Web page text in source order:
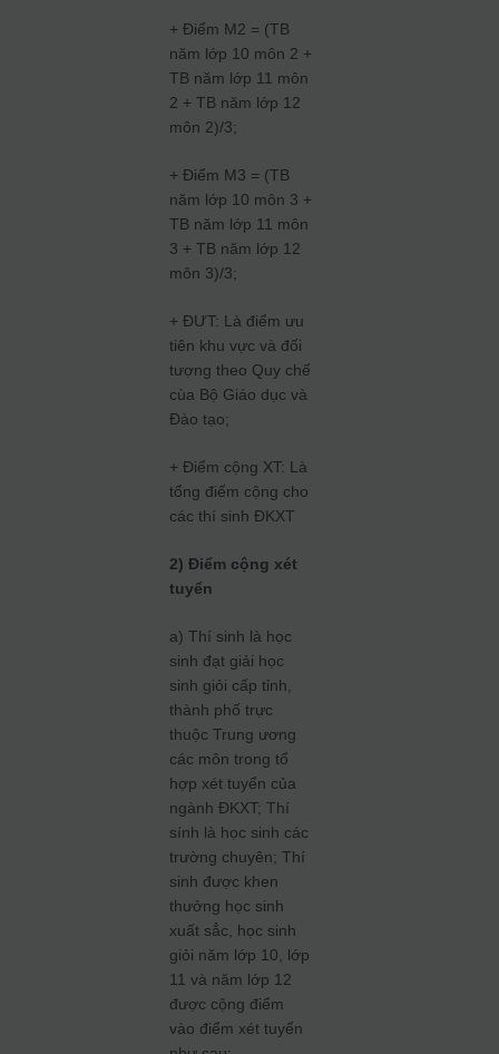
+ Điểm M2 = (TB
năm lớp 10 môn 2 +
TB năm lớp 11 môn
2 + TB năm lớp 12
môn 2)/3;
+ Điểm M3 = (TB
năm lớp 10 môn 3 +
TB năm lớp 11 môn
3 + TB năm lớp 12
môn 3)/3;
+ ĐƯT: Là điểm ưu
tiên khu vực và đối
tượng theo Quy chế
cùa Bộ Giáo dục và
Đào tạo;
+ Điểm cộng XT: Là
tổng điểm cộng cho
các thí sinh ĐKXT
2) Điểm cộng xét
tuyển
a) Thí sinh là học
sinh đạt giải học
sinh giỏi cấp tỉnh,
thành phố trực
thuộc Trung ương
các môn trong tổ
hợp xét tuyển của
ngành ĐKXT; Thí
sính là học sinh các
trường chuyên; Thí
sinh được khen
thưởng học sinh
xuất sẳc, học sinh
giỏi năm lớp 10, lớp
11 và năm lớp 12
được cộng điểm
vào điểm xét tuyển